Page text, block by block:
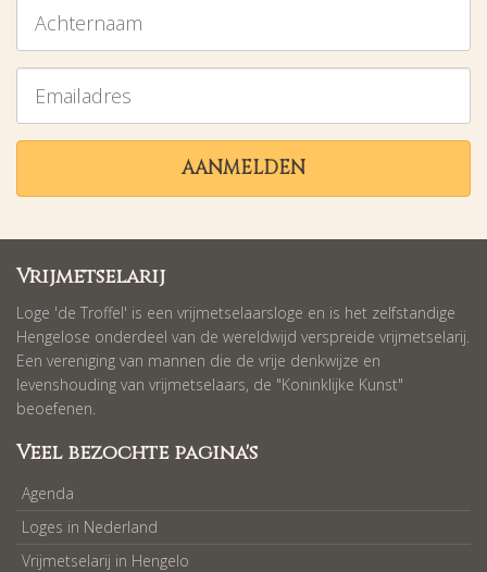
Emailadres
AANMELDEN
Vrijmetselarij
Loge 'de Troffel' is een vrijmetselaarsloge en is het zelfstandige
Hengelose onderdeel van de wereldwijd verspreide vrijmetselarij.
Een vereniging van mannen die de vrije denkwijze en
levenshouding van vrijmetselaars, de "Koninklijke Kunst"
beoefenen.
Veel bezochte pagina's
Agenda
Loges in Nederland
Vrijmetselarij in Hengelo